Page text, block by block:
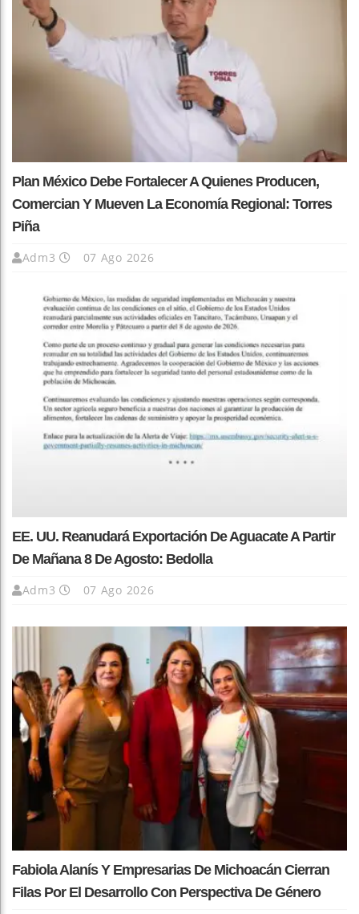
Plan México Debe Fortalecer A Quienes Producen,
Comercian Y Mueven La Economía Regional: Torres
Piña
Adm3 07 Ago 2026
EE. UU. Reanudará Exportación De Aguacate A Partir
De Mañana 8 De Agosto: Bedolla
Adm3 07 Ago 2026
Fabiola Alanís Y Empresarias De Michoacán Cierran
Filas Por El Desarrollo Con Perspectiva De Género